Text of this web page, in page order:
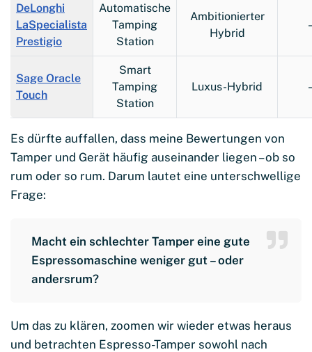
DeLonghi
LaSpecialista
Prestigio
Automatische
Tamping
Station
Ambitionierter
Hybrid
Sage Oracle
Touch
Smart
Tamping
Station
Luxus-Hybrid
Es dürfte auffallen, dass meine Bewertungen von
Tamper und Gerät häufig auseinander liegen – ob so
rum oder so rum. Darum lautet eine unterschwellige
Frage:
Macht ein schlechter Tamper eine gute
Espressomaschine weniger gut – oder
andersrum?
Um das zu klären, zoomen wir wieder etwas heraus
und betrachten Espresso-Tamper sowohl nach